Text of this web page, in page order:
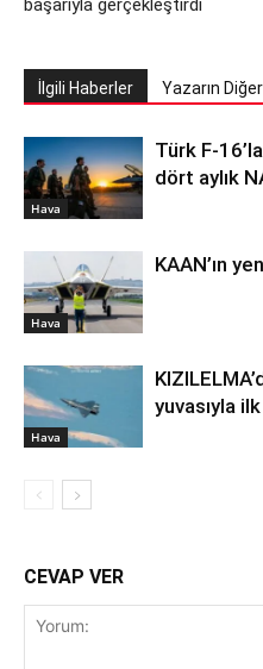
başarıyla gerçekleştirdi
İlgili Haberler Yazarın
Hava
Türk F-
dört aylık
Hava
KAAN’ın
Hava
yuvasıyla ilk
CEVAP VER